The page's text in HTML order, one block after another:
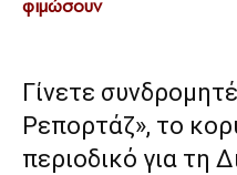
φιμώσουν
Γίνετε
Ρεπορτάζ», το
περιοδικό για τη